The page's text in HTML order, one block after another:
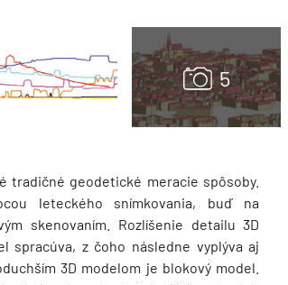
tradičné geodetické meracie spôsoby.
leteckého snímkovania, buď na
skenovaním. Rozlíšenie detailu 3D
spracúva, z čoho následne vyplýva aj
3D modelom je blokový model.
TZB HAUSTECHNIK 3/2026